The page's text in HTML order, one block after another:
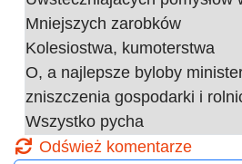
Mniejszych zarobków
Kolesiostwa, kumoterstwa
O, a najlepsze byloby
zniszczenia gospodarki i
Wszystko pycha
Odśwież komentarze